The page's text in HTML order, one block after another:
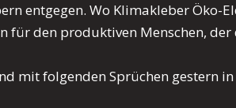
entgegen. Wo Klimakleber
für den produktiven Menschen,
mit folgenden Sprüchen gestern in